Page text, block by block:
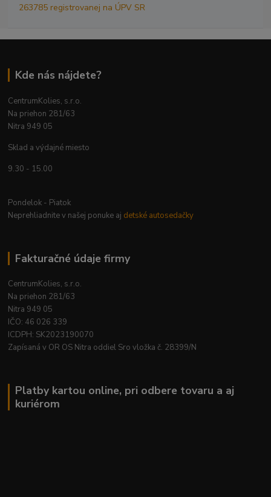
263785 registrovanej na ÚPV SR
Kde nás nájdete?
CentrumKolies, s.r.o.
Na priehon 281/63
Nitra 949 05
Sklad a výdajné miesto
9.30 - 15.00
Pondelok - Piatok
Neprehliadnite v našej ponuke aj detské autosedačky
Fakturačné údaje firmy
CentrumKolies, s.r.o.
Na priehon 281/63
Nitra 949 05
IČO: 46 026 339
ICDPH: SK2023190070
Zapísaná v OR OS Nitra oddiel Sro vložka č. 28399/N
Platby kartou online, pri odbere tovaru a aj
kuriérom